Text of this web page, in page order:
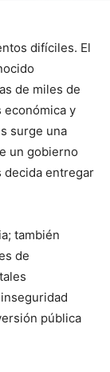
difíciles. El
de miles de
económica y
surge una
un gobierno
decida entregar
también
de
pública